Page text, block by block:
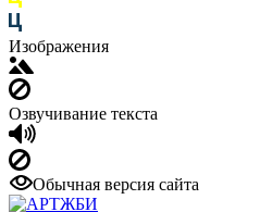
Изображения
Озвучивание текста
Обычная версия сайта